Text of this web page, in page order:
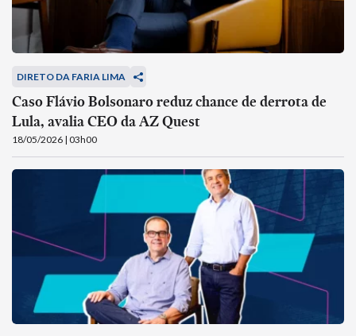
DIRETO DA FARIA LIMA
Caso Flávio Bolsonaro reduz chance de derrota de
Lula, avalia CEO da AZ Quest
18/05/2026 | 03h00